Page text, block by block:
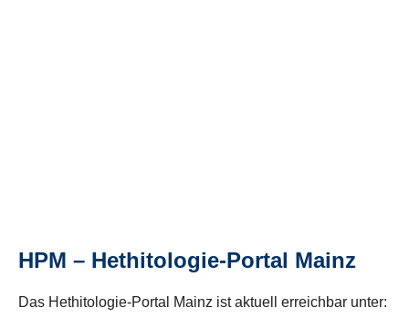
HPM – Hethitologie-Portal Mainz
Das Hethitologie-Portal Mainz ist aktuell erreichbar unter: